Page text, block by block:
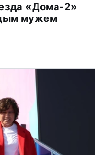
«Дома-2»
мужем